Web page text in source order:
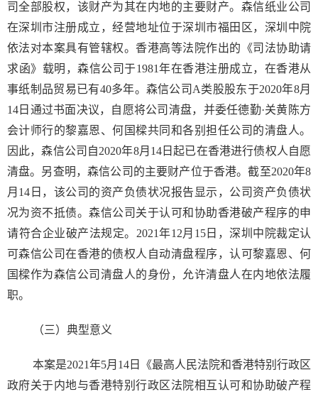
司全部股权，该财产为其在内地的主要财产。森信纸业公司
在深圳市注册成立，经营地址位于深圳市福田区，深圳中院
依法对本案具有管辖权。香港高等法院作出的《司法协助请
求函》载明，森信公司于1981年在香港注册成立，在香港从
事纸制品贸易已有40多年。森信公司A类股股东于2020年8月
14日通过书面决议，自愿将公司清盘，并委任德勤·关黄陈方
会计师行的黎嘉恩、何国樑共同和各别担任公司的清盘人。
因此，森信公司自2020年8月14日起已在香港进行债权人自愿
清盘。另查明，森信公司的主要财产位于香港。截至2020年8
月14日，该公司的资产负债状况报告显示，公司资产负债状
况为资不抵债。森信公司关于认可和协助香港破产程序的申
请符合企业破产法规定。2021年12月15日，深圳中院裁定认
可森信公司在香港的债权人自动清盘程序，认可黎嘉恩、何
国樑作为森信公司清盘人的身份，允许清盘人在内地依法履
职。
（三）典型意义
本案是2021年5月14日《最高人民法院和香港特别行政区
政府关于内地与香港特别行政区法院相互认可和协助破产程